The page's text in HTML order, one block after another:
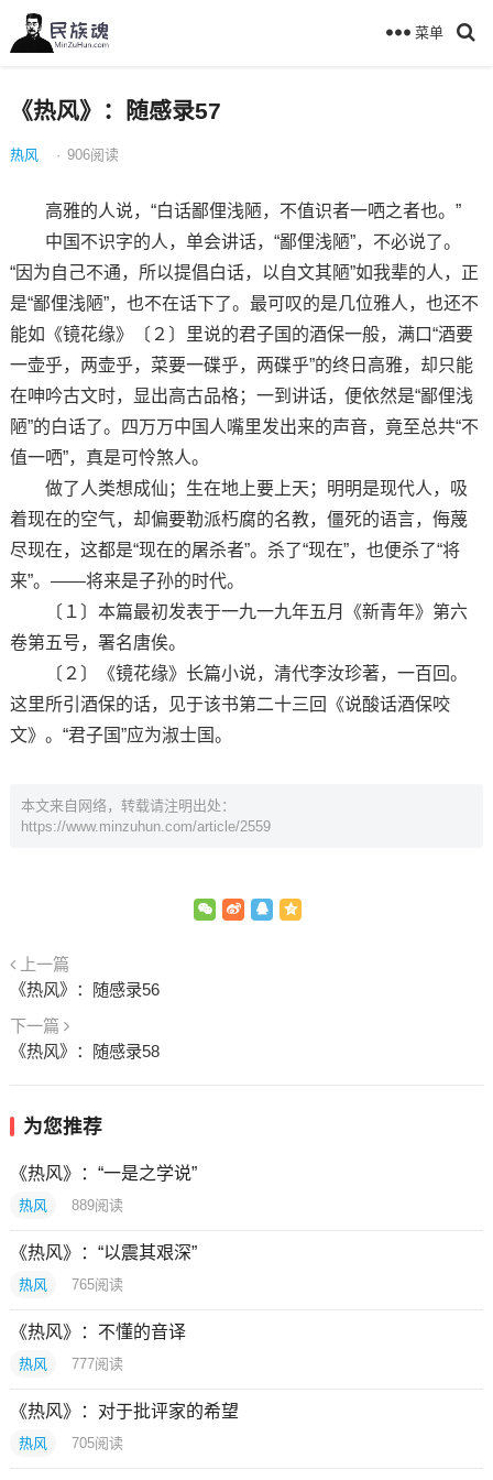
菜单
《热风》：随感录57
热风 · 906阅读
高雅的人说，“白话鄙俚浅陋，不值识者一哂之者也。”
中国不识字的人，单会讲话，“鄙俚浅陋”，不必说了。
“因为自己不通，所以提倡白话，以自文其陋”如我辈的人，正
是“鄙俚浅陋”，也不在话下了。最可叹的是几位雅人，也还不
能如《镜花缘》〔２〕里说的君子国的酒保一般，满口“酒要
一壶乎，两壶乎，菜要一碟乎，两碟乎”的终日高雅，却只能
在呻吟古文时，显出高古品格；一到讲话，便依然是“鄙俚浅
陋”的白话了。四万万中国人嘴里发出来的声音，竟至总共“不
值一哂”，真是可怜煞人。
做了人类想成仙；生在地上要上天；明明是现代人，吸
着现在的空气，却偏要勒派朽腐的名教，僵死的语言，侮蔑
尽现在，这都是“现在的屠杀者”。杀了“现在”，也便杀了“将
来”。——将来是子孙的时代。
〔１〕本篇最初发表于一九一九年五月《新青年》第六
卷第五号，署名唐俟。
〔２〕《镜花缘》长篇小说，清代李汝珍著，一百回。
这里所引酒保的话，见于该书第二十三回《说酸话酒保咬
文》。“君子国”应为淑士国。
本文来自网络，转载请注明出处：
https://www.minzuhun.com/article/2559
上一篇
《热风》：随感录56
下一篇
《热风》：随感录58
为您推荐
《热风》：“一是之学说”
热风 889阅读
《热风》：“以震其艰深”
热风 765阅读
《热风》：不懂的音译
热风 777阅读
《热风》：对于批评家的希望
热风 705阅读